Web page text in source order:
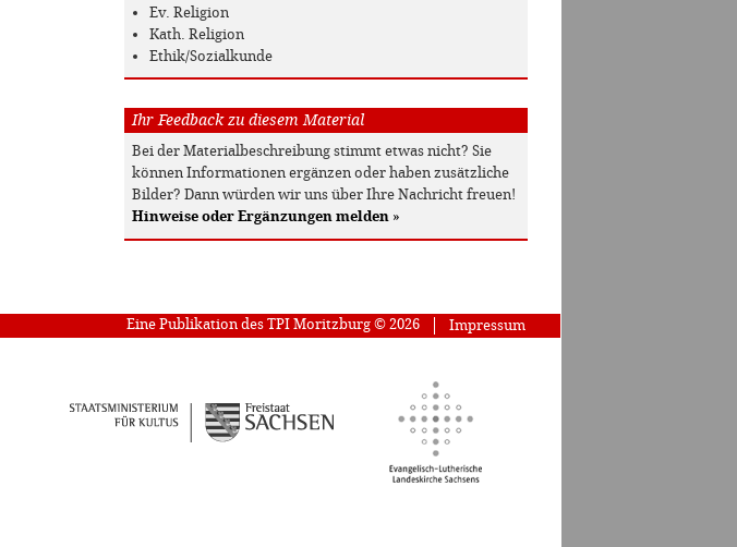
Ev. Religion
Kath. Religion
Ethik/Sozialkunde
Ihr Feedback zu diesem Material
Bei der Materialbeschreibung stimmt etwas nicht? Sie
können Informationen ergänzen oder haben zusätzliche
Bilder? Dann würden wir uns über Ihre Nachricht freuen!
Hinweise oder Ergänzungen melden »
Impressum
Eine Publikation des TPI Moritzburg © 2026